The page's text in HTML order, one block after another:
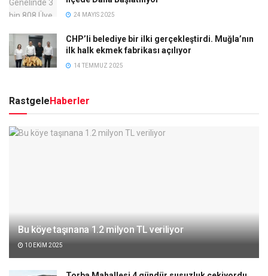
24 MAYIS 2025
CHP’li belediye bir ilki gerçekleştirdi. Muğla’nın
ilk halk ekmek fabrikası açılıyor
14 TEMMUZ 2025
RastgeleHaberler
Bu köye taşınana 1.2 milyon TL veriliyor
10 EKIM 2025